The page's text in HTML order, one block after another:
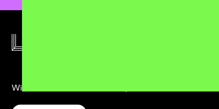
Wir lassen was hören. Versprochen.